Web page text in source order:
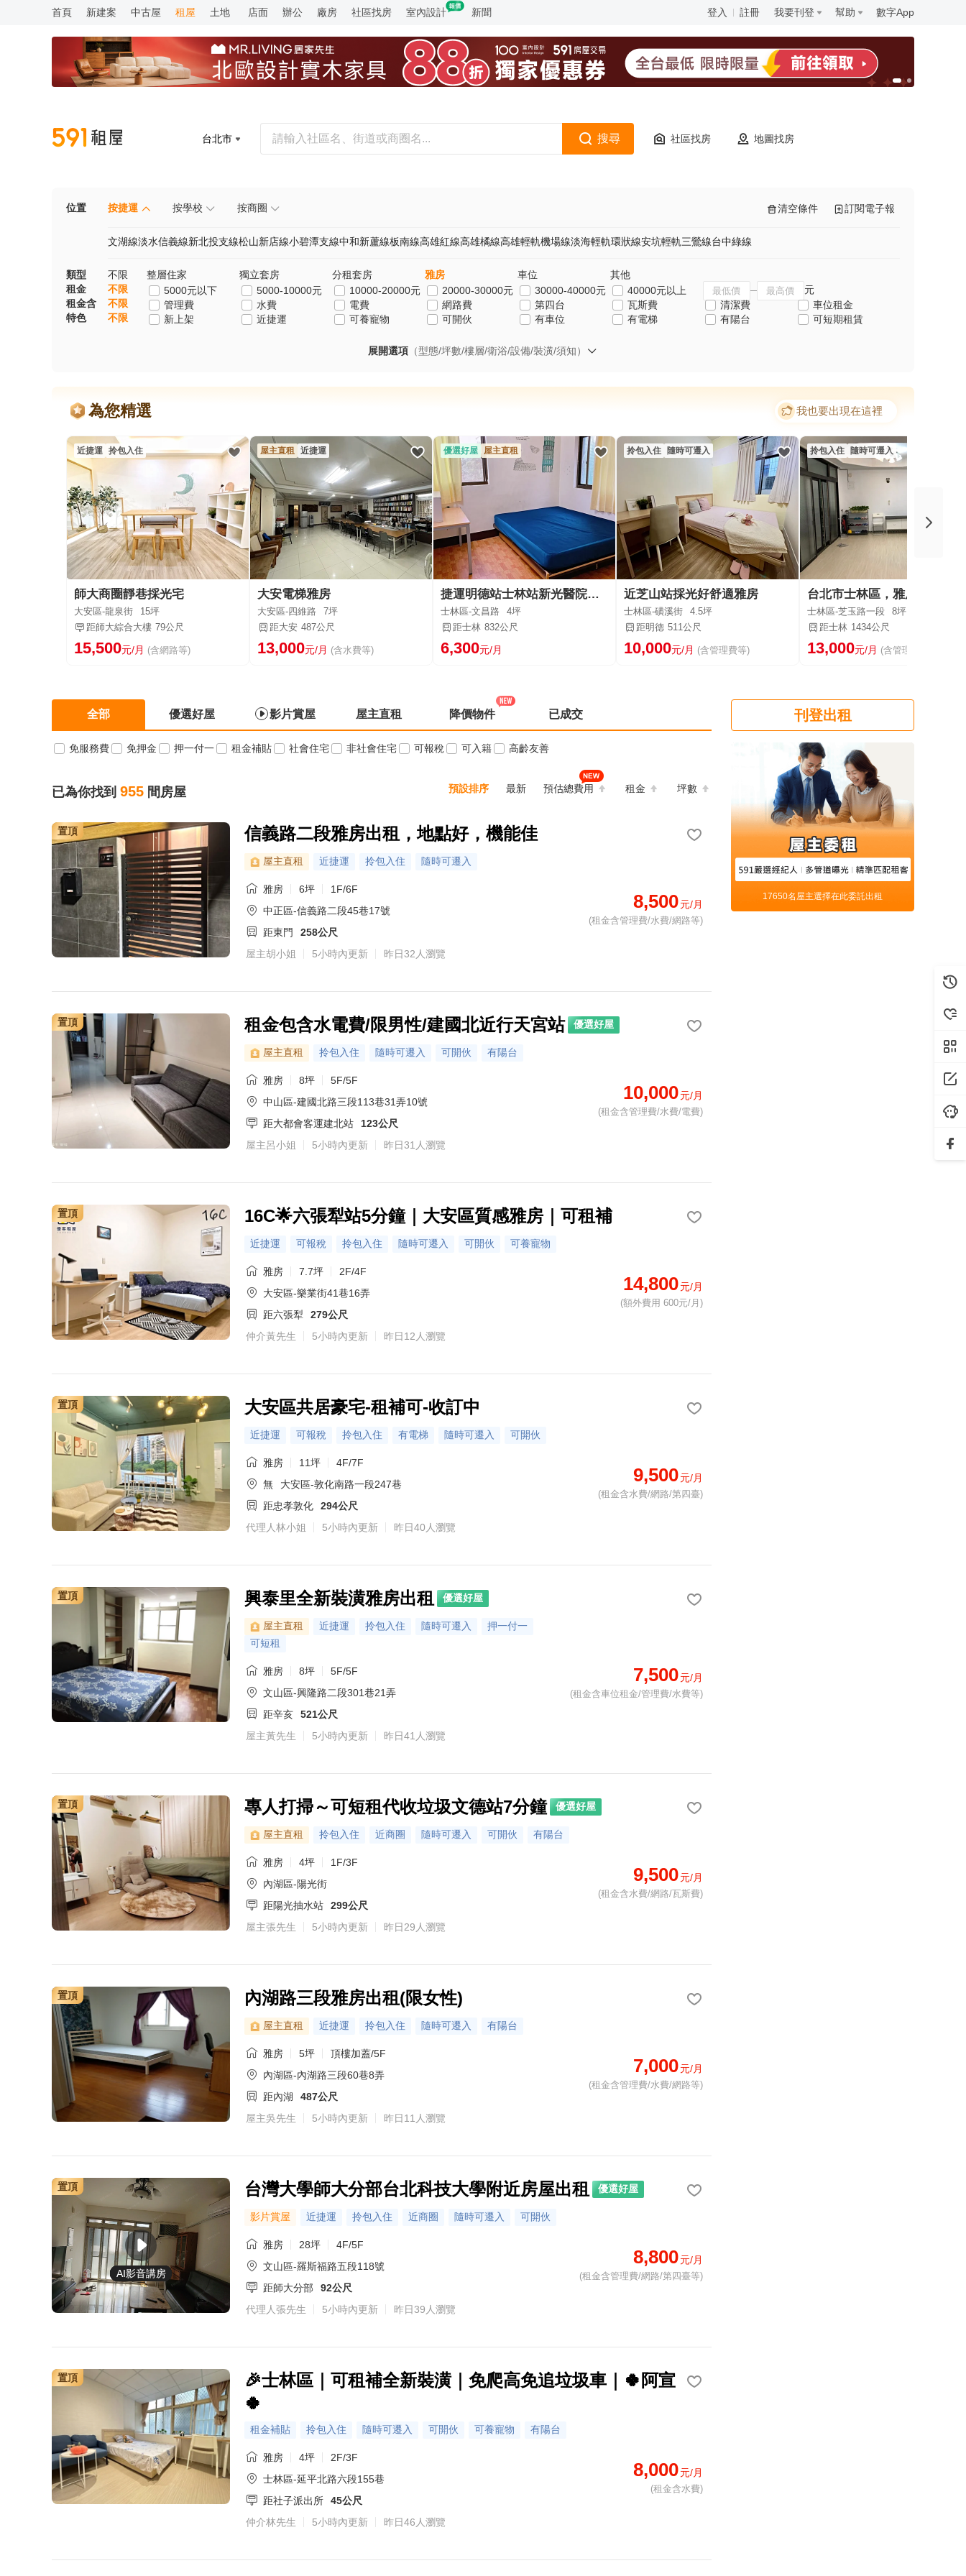
首頁 新建案 中古屋 租屋 土地 店面 辦公 廠房 社區找房 室內設計 新聞 登入 註冊 我要刊登 幫助 數字App
台北市 搜尋 社區找房 地圖找房
清空條件 訂閱電子報
位置 按捷運 按學校 按商圈
文湖線淡水信義線新北投支線松山新店線小碧潭支線中和新蘆線板南線高雄紅線高雄橘線高雄輕軌機場線淡海輕軌環狀線安坑輕軌三鶯線台中綠線
類型 不限 整層住家 獨立套房 分租套房 雅房 車位
其他
租金
不限 5000元以下 5000-10000元 10000-20000元 20000-30000元 30000-40000元 40000元以上
元
租金含
不限 管理費 水費 電費 網路費 第四台 瓦斯費 清潔費
車位租金
特色
不限 新上架 近捷運 可養寵物 可開伙 有車位 有電梯 有陽台 可短期租賃
展開選項 （型態/坪數/樓層/衛浴/設備/裝潢/須知）
為您精選 我也要出現在這裡
近捷運 拎包入住
師大商圈靜巷採光宅
大安區-龍泉街
15坪
距師大綜合大樓 79公尺
15,500元/月 (含網路等)
屋主直租 近捷運
大安電梯雅房
大安區-四維路
7坪
距大安 487公尺
13,000元/月 (含水費等)
優選好屋 屋主直租
捷運明德站士林站新光醫院旁乾淨溫馨家電家具齊
士林區-文昌路
4坪
距士林 832公尺
6,300元/月
拎包入住 隨時可遷入
近芝山站採光好舒適雅房
士林區-磺溪街
4.5坪
距明德 511公尺
10,000元/月 (含管理費等)
拎包入住 隨時可遷入
台北市士林區，雅房出租
士林區-芝玉路一段
8坪
距士林 1434公尺
13,000元/月 (含管理費等)
全部 優選好屋 影片賞屋 屋主直租 降價物件 已成交
免服務費 免押金 押一付一 租金補貼 社會住宅 非社會住宅 可報稅 可入籍 高齡友善
已為你找到 955 間房屋 預設排序 最新 預估總費用 租金 坪數
置頂 信義路二段雅房出租，地點好，機能佳
屋主直租 近捷運 拎包入住 隨時可遷入
雅房 6坪
1F/6F
中正區-信義路二段45巷17號
距東門
258公尺
屋主胡小姐
5小時內更新 昨日32人瀏覽
8,500元/月
(租金含管理費/水費/網路等)
置頂 租金包含水電費/限男性/建國北近行天宮站 優選好屋
屋主直租 拎包入住 隨時可遷入 可開伙 有陽台
雅房 8坪
5F/5F
中山區-建國北路三段113巷31弄10號
距大都會客運建北站
123公尺
屋主呂小姐
5小時內更新 昨日31人瀏覽
10,000元/月
(租金含管理費/水費/電費)
置頂 16C🌟六張犁站5分鐘｜大安區質感雅房｜可租補
近捷運 可報稅 拎包入住 隨時可遷入 可開伙 可養寵物
雅房 7.7坪
2F/4F
大安區-樂業街41巷16弄
距六張犁
279公尺
仲介黃先生
5小時內更新 昨日12人瀏覽
14,800元/月
(額外費用 600元/月)
置頂 大安區共居豪宅-租補可-收訂中
近捷運 可報稅 拎包入住 有電梯 隨時可遷入 可開伙
雅房 11坪
4F/7F
無
大安區-敦化南路一段247巷
距忠孝敦化
294公尺
代理人林小姐
5小時內更新 昨日40人瀏覽
9,500元/月
(租金含水費/網路/第四臺)
置頂 興泰里全新裝潢雅房出租 優選好屋
屋主直租 近捷運 拎包入住 隨時可遷入
押一付一
可短租
雅房 8坪
5F/5F
文山區-興隆路二段301巷21弄
距辛亥
521公尺
屋主黃先生
5小時內更新 昨日41人瀏覽
7,500元/月
(租金含車位租金/管理費/水費等)
置頂 專人打掃～可短租代收垃圾文德站7分鐘 優選好屋
屋主直租 拎包入住 近商圈 隨時可遷入 可開伙 有陽台
雅房 4坪
1F/3F
內湖區-陽光街
距陽光抽水站
299公尺
屋主張先生
5小時內更新 昨日29人瀏覽
9,500元/月
(租金含水費/網路/瓦斯費)
置頂 內湖路三段雅房出租(限女性)
屋主直租 近捷運 拎包入住 隨時可遷入 有陽台
雅房 5坪
頂樓加蓋/5F
內湖區-內湖路三段60巷8弄
距內湖
487公尺
屋主吳先生
5小時內更新 昨日11人瀏覽
7,000元/月
(租金含管理費/水費/網路等)
AI影音講房
AI影音講房
AI影音講房
AI影音講房
AI影音講房
AI影音講房
AI影音講房
AI影音講房
AI影音講房
AI影音講房
AI影音講房
AI影音講房
AI影音講房
AI影音講房
AI影音講房
AI影音講房
置頂 台灣大學師大分部台北科技大學附近房屋出租 優選好屋
影片賞屋 近捷運 拎包入住 近商圈 隨時可遷入 可開伙
雅房 28坪
4F/5F
文山區-羅斯福路五段118號
距師大分部
92公尺
代理人張先生
5小時內更新 昨日39人瀏覽
8,800元/月
(租金含管理費/網路/第四臺等)
置頂
🎉士林區｜可租補全新裝潢｜免爬高免追垃圾車｜🍀阿宣
🍀
租金補貼 拎包入住 隨時可遷入 可開伙 可養寵物 有陽台
雅房 4坪
2F/3F
士林區-延平北路六段155巷
距社子派出所
45公尺
仲介林先生
5小時內更新 昨日46人瀏覽
8,000元/月
(租金含水費)
刊登出租
17650名屋主選擇在此委託出租